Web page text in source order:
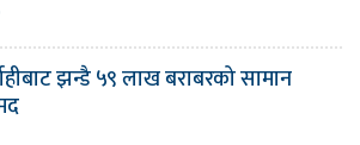
झन्डै ५९ लाख बराबरको सामान